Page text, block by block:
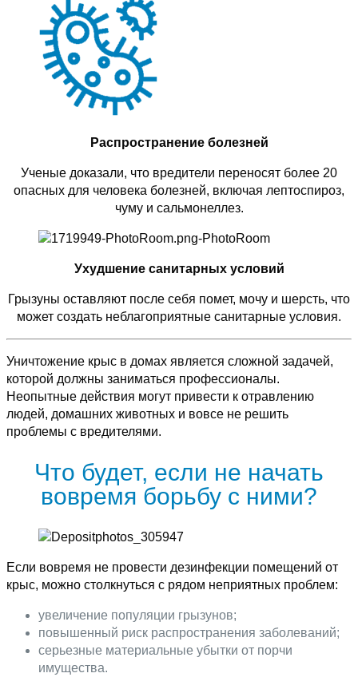
Распространение болезней
Ученые доказали, что вредители переносят более 20
опасных для человека болезней, включая лептоспироз,
чуму и сальмонеллез.
Ухудшение санитарных условий
Грызуны оставляют после себя помет, мочу и шерсть, что
может создать неблагоприятные санитарные условия.
Уничтожение крыс в домах является сложной задачей,
которой должны заниматься профессионалы.
Неопытные действия могут привести к отравлению
людей, домашних животных и вовсе не решить
проблемы с вредителями.
Что будет, если не начать
вовремя борьбу с ними?
Если вовремя не провести дезинфекции помещений от
крыс, можно столкнуться с рядом неприятных проблем:
увеличение популяции грызунов;
повышенный риск распространения заболеваний;
серьезные материальные убытки от порчи
имущества.